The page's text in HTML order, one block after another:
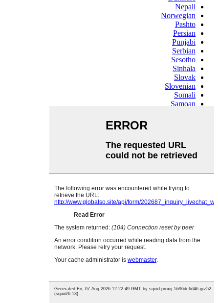
Nepali
Norwegian
Pashto
Persian
Punjabi
Serbian
Sesotho
Sinhala
Slovak
Slovenian
Somali
Samoan
Swahili
Tajik
Telugu
Ukrainian
Urdu
Welsh
Xhosa
Yiddish
Tatar
Oriya